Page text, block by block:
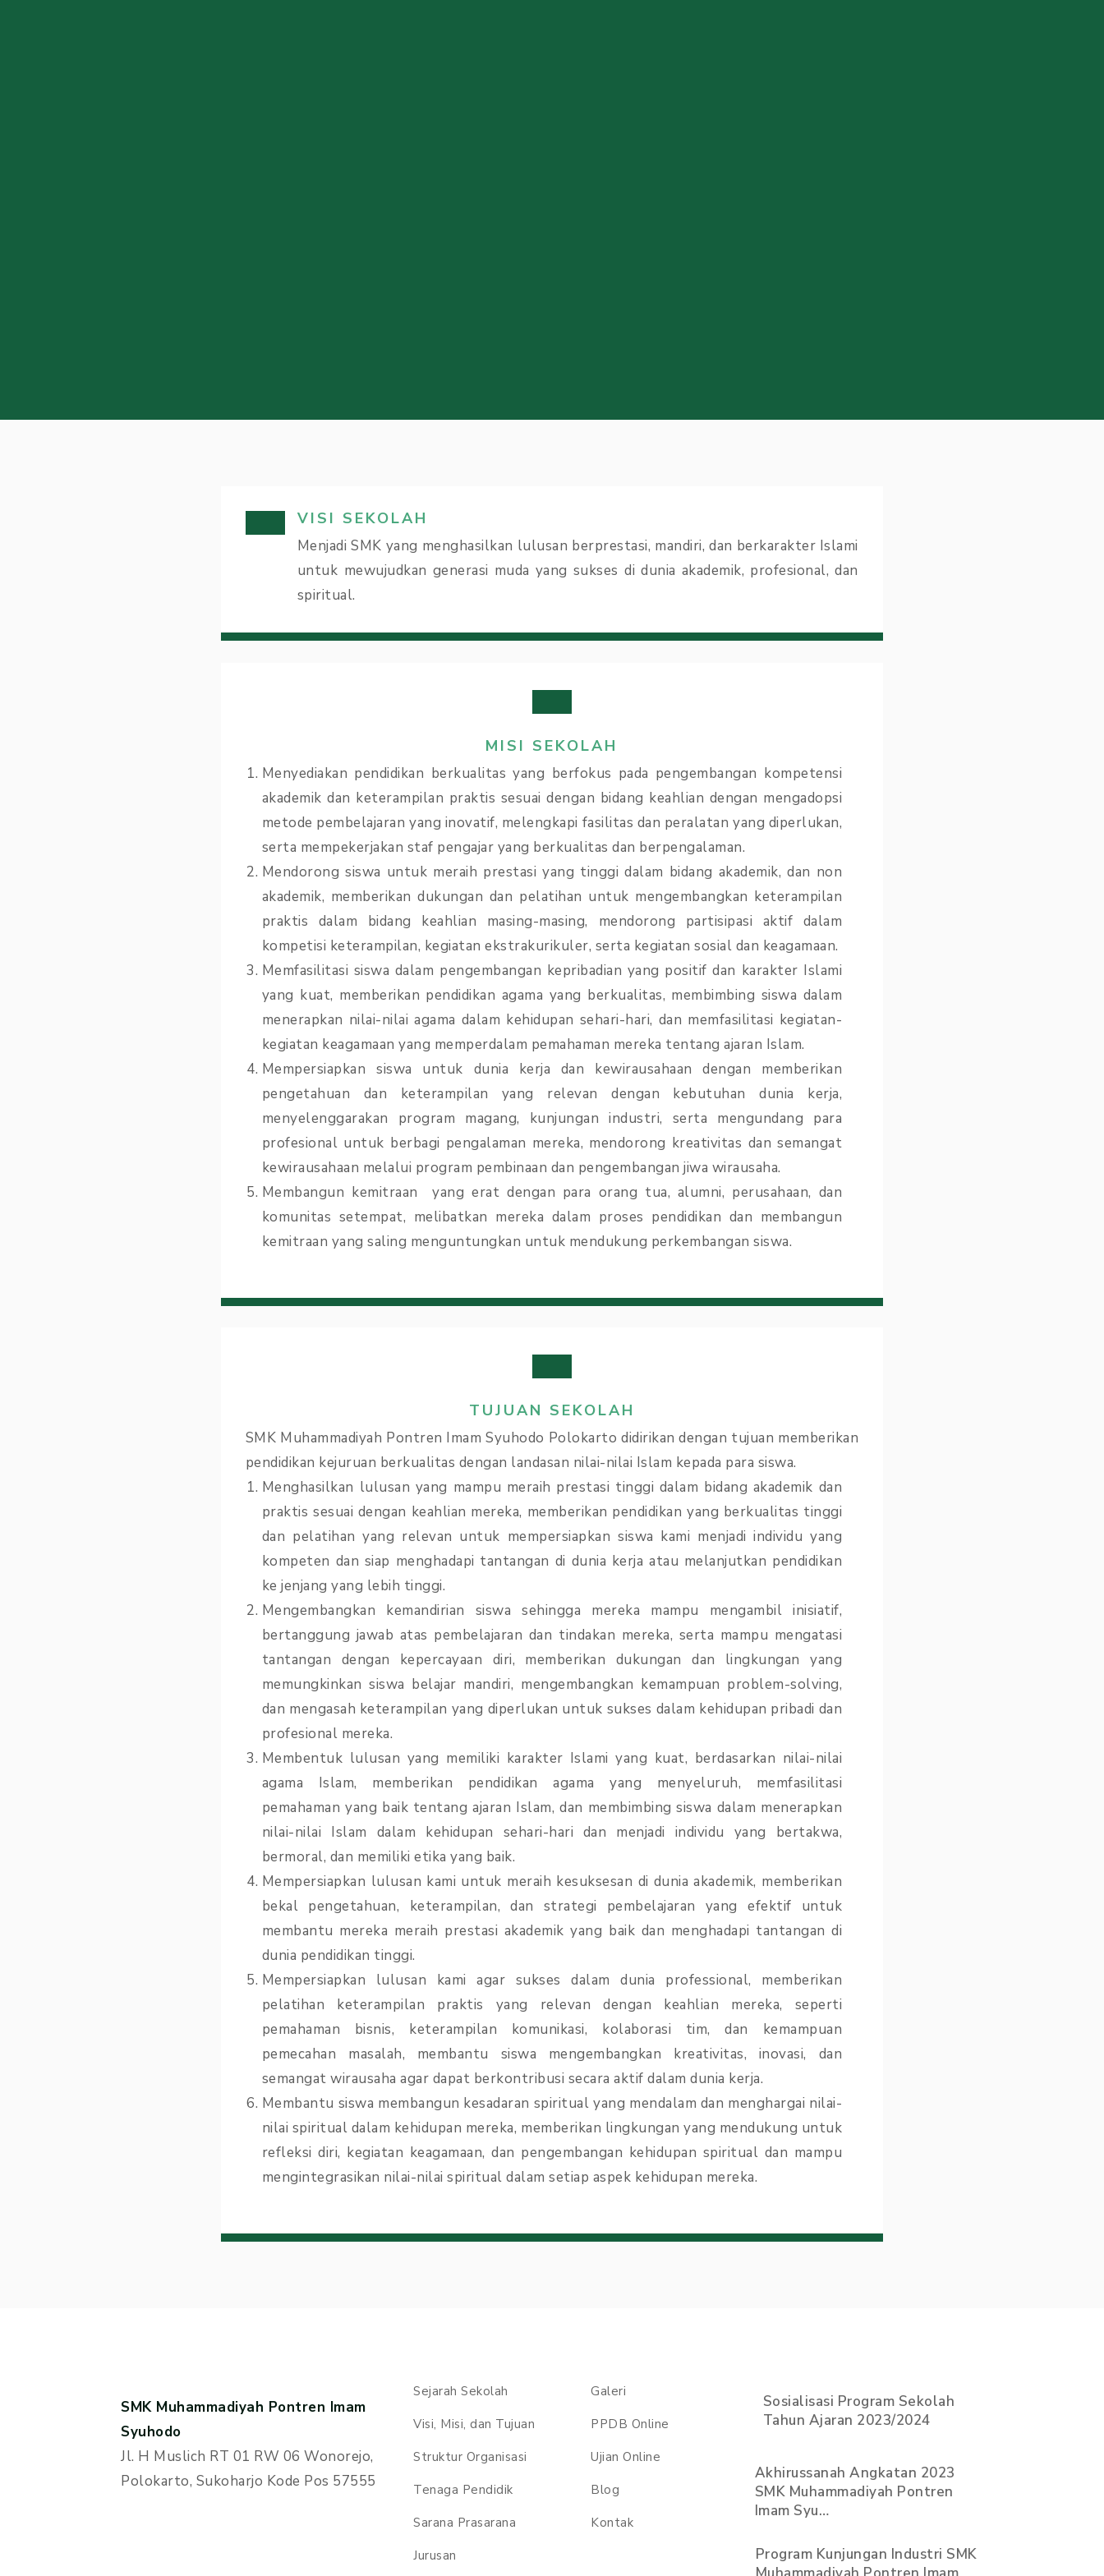
VISI SEKOLAH
Menjadi SMK yang menghasilkan lulusan berprestasi, mandiri, dan berkarakter Islami
untuk mewujudkan generasi muda yang sukses di dunia akademik, profesional, dan
spiritual.
MISI SEKOLAH
Menyediakan pendidikan berkualitas yang berfokus pada pengembangan kompetensi
akademik dan keterampilan praktis sesuai dengan bidang keahlian dengan mengadopsi
metode pembelajaran yang inovatif, melengkapi fasilitas dan peralatan yang diperlukan,
serta mempekerjakan staf pengajar yang berkualitas dan berpengalaman.
Mendorong siswa untuk meraih prestasi yang tinggi dalam bidang akademik, dan non
akademik, memberikan dukungan dan pelatihan untuk mengembangkan keterampilan
praktis dalam bidang keahlian masing-masing, mendorong partisipasi aktif dalam
kompetisi keterampilan, kegiatan ekstrakurikuler, serta kegiatan sosial dan keagamaan.
Memfasilitasi siswa dalam pengembangan kepribadian yang positif dan karakter Islami
yang kuat, memberikan pendidikan agama yang berkualitas, membimbing siswa dalam
menerapkan nilai-nilai agama dalam kehidupan sehari-hari, dan memfasilitasi kegiatan-
kegiatan keagamaan yang memperdalam pemahaman mereka tentang ajaran Islam.
Mempersiapkan siswa untuk dunia kerja dan kewirausahaan dengan memberikan
pengetahuan dan keterampilan yang relevan dengan kebutuhan dunia kerja,
menyelenggarakan program magang, kunjungan industri, serta mengundang para
profesional untuk berbagi pengalaman mereka, mendorong kreativitas dan semangat
kewirausahaan melalui program pembinaan dan pengembangan jiwa wirausaha.
Membangun kemitraan yang erat dengan para orang tua, alumni, perusahaan, dan
komunitas setempat, melibatkan mereka dalam proses pendidikan dan membangun
kemitraan yang saling menguntungkan untuk mendukung perkembangan siswa.
TUJUAN SEKOLAH
SMK Muhammadiyah Pontren Imam Syuhodo Polokarto didirikan dengan tujuan memberikan
pendidikan kejuruan berkualitas dengan landasan nilai-nilai Islam kepada para siswa.
Menghasilkan lulusan yang mampu meraih prestasi tinggi dalam bidang akademik dan
praktis sesuai dengan keahlian mereka, memberikan pendidikan yang berkualitas tinggi
dan pelatihan yang relevan untuk mempersiapkan siswa kami menjadi individu yang
kompeten dan siap menghadapi tantangan di dunia kerja atau melanjutkan pendidikan
ke jenjang yang lebih tinggi.
Mengembangkan kemandirian siswa sehingga mereka mampu mengambil inisiatif,
bertanggung jawab atas pembelajaran dan tindakan mereka, serta mampu mengatasi
tantangan dengan kepercayaan diri, memberikan dukungan dan lingkungan yang
memungkinkan siswa belajar mandiri, mengembangkan kemampuan problem-solving,
dan mengasah keterampilan yang diperlukan untuk sukses dalam kehidupan pribadi dan
profesional mereka.
Membentuk lulusan yang memiliki karakter Islami yang kuat, berdasarkan nilai-nilai
agama Islam, memberikan pendidikan agama yang menyeluruh, memfasilitasi
pemahaman yang baik tentang ajaran Islam, dan membimbing siswa dalam menerapkan
nilai-nilai Islam dalam kehidupan sehari-hari dan menjadi individu yang bertakwa,
bermoral, dan memiliki etika yang baik.
Mempersiapkan lulusan kami untuk meraih kesuksesan di dunia akademik, memberikan
bekal pengetahuan, keterampilan, dan strategi pembelajaran yang efektif untuk
membantu mereka meraih prestasi akademik yang baik dan menghadapi tantangan di
dunia pendidikan tinggi.
Mempersiapkan lulusan kami agar sukses dalam dunia professional, memberikan
pelatihan keterampilan praktis yang relevan dengan keahlian mereka, seperti
pemahaman bisnis, keterampilan komunikasi, kolaborasi tim, dan kemampuan
pemecahan masalah, membantu siswa mengembangkan kreativitas, inovasi, dan
semangat wirausaha agar dapat berkontribusi secara aktif dalam dunia kerja.
Membantu siswa membangun kesadaran spiritual yang mendalam dan menghargai nilai-
nilai spiritual dalam kehidupan mereka, memberikan lingkungan yang mendukung untuk
refleksi diri, kegiatan keagamaan, dan pengembangan kehidupan spiritual dan mampu
mengintegrasikan nilai-nilai spiritual dalam setiap aspek kehidupan mereka.
SMK Muhammadiyah Pontren Imam
Syuhodo
Jl. H Muslich RT 01 RW 06 Wonorejo,
Polokarto, Sukoharjo Kode Pos 57555
Sejarah Sekolah
Visi, Misi, dan Tujuan
Struktur Organisasi
Tenaga Pendidik
Sarana Prasarana
Jurusan
Galeri
PPDB Online
Ujian Online
Blog
Kontak
Sosialisasi Program Sekolah
Tahun Ajaran 2023/2024
Akhirussanah Angkatan 2023
SMK Muhammadiyah Pontren
Imam Syu…
Program Kunjungan Industri SMK